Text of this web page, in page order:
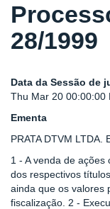
28/1999
Data da Sessão de
Thu Mar 20 00:00:00
Ementa
PRATA DTVM LTDA.
1 - A venda de
dos respectivos
ainda que os valores
fiscalização. 2 -